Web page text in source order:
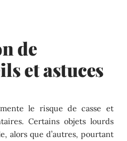
de
et astuces
le risque de casse et
Certains objets lourds
alors que d’autres, pourtant